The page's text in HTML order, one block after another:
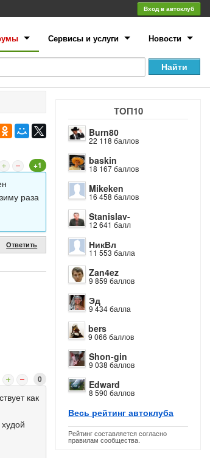
Вход в автоклуб
Сервисы и услуги Новости
ТОП10
Burn80
22 118 баллов
baskin
18 167 баллов
Mikeken
16 458 баллов
Stanislav-
12 641 балл
НикВл
11 553 балла
Zan4ez
9 859 баллов
Эд
9 434 балла
bers
9 066 баллов
Shon-gin
9 038 баллов
Edward
8 590 баллов
Весь рейтинг автоклуба
Рейтинг составляется согласно
правилам сообщества.
+1
раза
Ответить
0
как